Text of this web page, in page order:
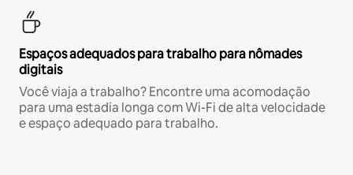
Espaços adequados para trabalho para nômades
digitais
Você viaja a trabalho? Encontre uma acomodação
para uma estadia longa com Wi-Fi de alta velocidade
e espaço adequado para trabalho.